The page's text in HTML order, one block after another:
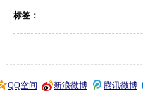
标签：
QQ空间 新浪微博 腾讯微博